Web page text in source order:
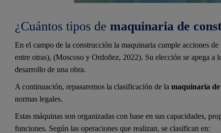
¿Cuántos tipos de maquinaria de
En el campo de la construcción la maquinaria cumple acciones
entre otras), (Moscoso y Ordoñez, 2022). Su elección se apega a
desarrollo de una obra.
A continuación, repasaremos la clasificación de la maquinaria
normas legales.
Estas máquinas son organizadas con base en sus capacidades,
funciones. Según las operaciones que realizan, se clasifican en: